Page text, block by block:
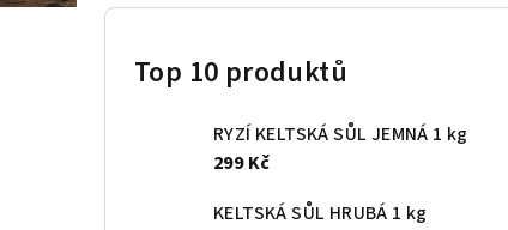
P
Top 10 produktů
RYZÍ KELTSKÁ SŮL JEMNÁ 1 kg
299 Kč
KELTSKÁ SŮL HRUBÁ 1 kg